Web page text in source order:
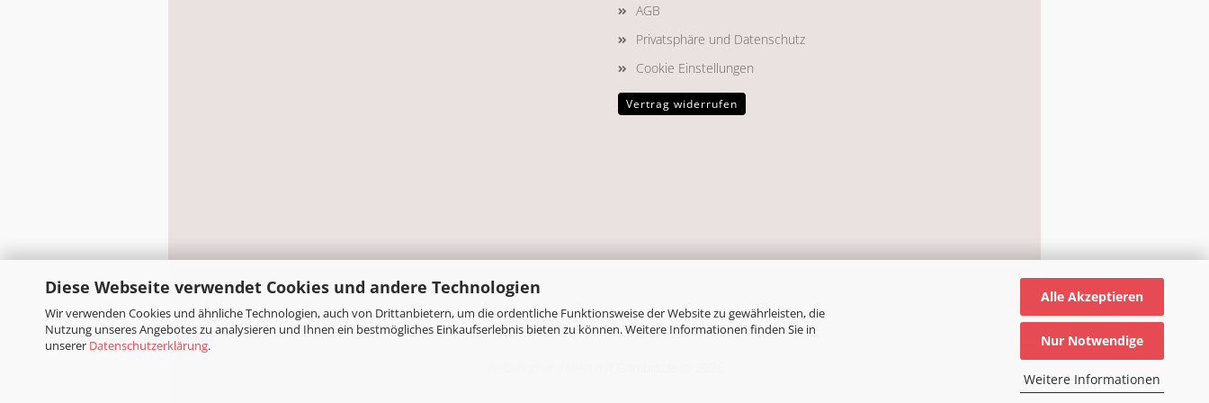
Diese Webseite verwendet Cookies und andere Technologien
Wir verwenden Cookies und ähnliche Technologien, auch von Drittanbietern, um die ordentliche Funktionsweise der Website zu gewährleisten, die
Nutzung unseres Angebotes zu analysieren und Ihnen ein bestmögliches Einkaufserlebnis bieten zu können. Weitere Informationen finden Sie in
unserer Datenschutzerklärung.
Alle Akzeptieren
Nur Notwendige
Weitere Informationen
AGB
Privatsphäre und Datenschutz
Cookie Einstellungen
Vertrag widerrufen